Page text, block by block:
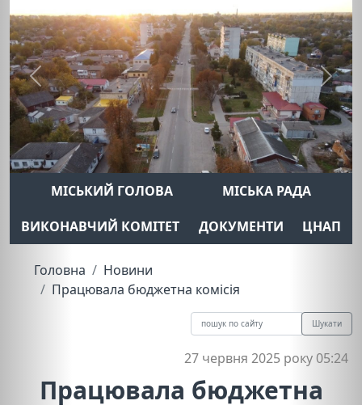
Previous Next
МІСЬКИЙ ГОЛОВА
МІСЬКА РАДА
ВИКОНАВЧИЙ КОМІТЕТ
ДОКУМЕНТИ ЦНАП
Головна
Новини
Працювала бюджетна комісія
Шукати
27 червня 2025 року 05:24
Працювала бюджетна